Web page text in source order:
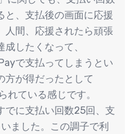
と、支払後の画面に応援
人間、応援されたら頑張
したくなって、
で支払ってしまうとい
方が得だったとして
れている感じです。
でに支払い回数25回、支
ました。この調子で利